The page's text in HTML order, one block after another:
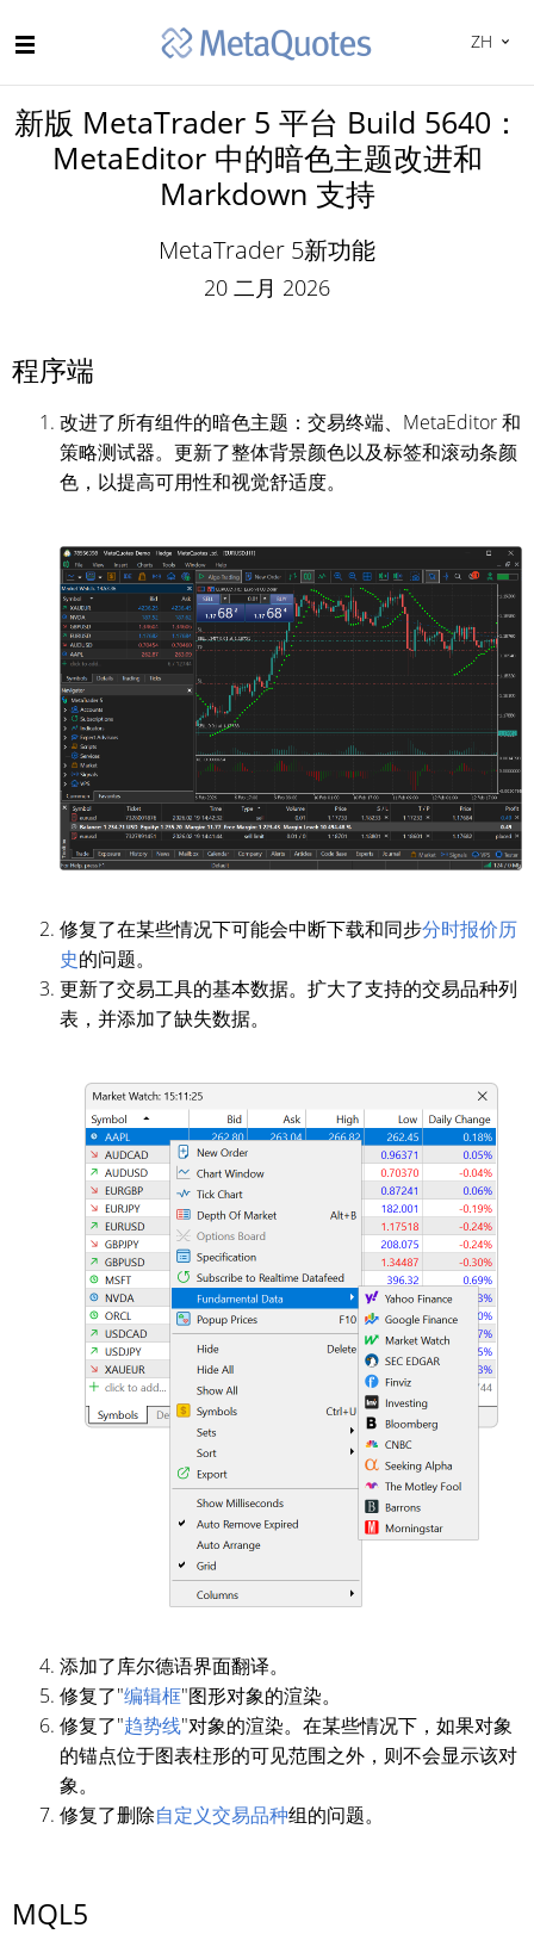
ZH
新版 MetaTrader 5 平台 Build 5640：
MetaEditor 中的暗色主题改进和
Markdown 支持
MetaTrader 5新功能
20 二月 2026
程序端
改进了所有组件的暗色主题：交易终端、MetaEditor 和
策略测试器。更新了整体背景颜色以及标签和滚动条颜
色，以提高可用性和视觉舒适度。
修复了在某些情况下可能会中断下载和同步分时报价历
史的问题。
更新了交易工具的基本数据。扩大了支持的交易品种列
表，并添加了缺失数据。
添加了库尔德语界面翻译。
修复了"编辑框"图形对象的渲染。
修复了"趋势线"对象的渲染。在某些情况下，如果对象
的锚点位于图表柱形的可见范围之外，则不会显示该对
象。
修复了删除自定义交易品种组的问题。
MQL5